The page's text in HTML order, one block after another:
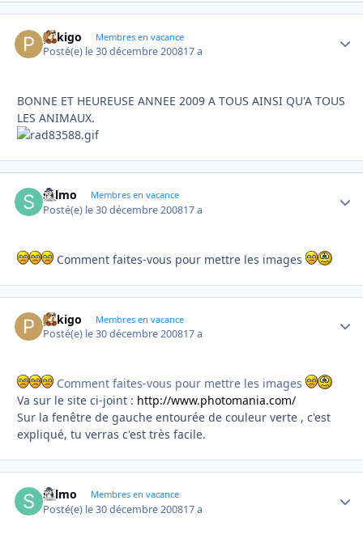
pekigo Membres en vacance
Posté(e) le 30 décembre 200817 a
BONNE ET HEUREUSE ANNEE 2009 A TOUS AINSI QU'A TOUS
LES ANIMAUX.
sylmo Membres en vacance
Posté(e) le 30 décembre 200817 a
Comment faites-vous pour mettre les images
pekigo Membres en vacance
Posté(e) le 30 décembre 200817 a
Comment faites-vous pour mettre les images
Va sur le site ci-joint : http://www.photomania.com/
Sur la fenêtre de gauche entourée de couleur verte , c'est
expliqué, tu verras c'est très facile.
sylmo Membres en vacance
Posté(e) le 30 décembre 200817 a